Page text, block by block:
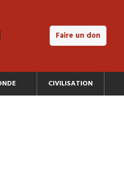
Faire un don
CIVILISATION